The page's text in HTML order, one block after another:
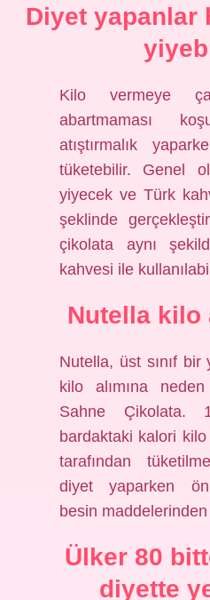
Diyet yapanlar
Kilo vermeye
abartmaması
atıştırmalık
tüketebilir. Genel
yiyecek ve Türk
şeklinde
çikolata aynı
kahvesi ile
Nutella kilo
Nutella, üst sınıf
kilo alımına
Sahne Çikolata.
bardaktaki kalori
tarafından
diyet yaparken
besin
Ülker 80
diyette